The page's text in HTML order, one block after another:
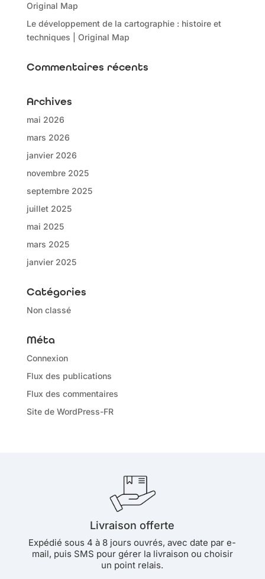
Original Map
Le développement de la cartographie : histoire et
techniques | Original Map
Commentaires récents
Archives
mai 2026
mars 2026
janvier 2026
novembre 2025
septembre 2025
juillet 2025
mai 2025
mars 2025
janvier 2025
Catégories
Non classé
Méta
Connexion
Flux des publications
Flux des commentaires
Site de WordPress-FR
Livraison offerte
Expédié sous 4 à 8 jours ouvrés, avec date par e-
mail, puis SMS pour gérer la livraison ou choisir
un point relais.